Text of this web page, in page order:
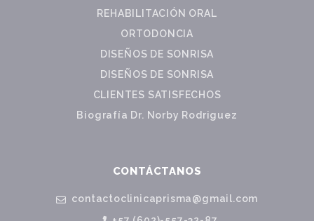
REHABILITACIÓN ORAL
ORTODONCIA
DISEÑOS DE SONRISA
DISEÑOS DE SONRISA
CLIENTES SATISFECHOS
Biografía Dr. Norby Rodriguez
CONTÁCTANOS
contactoclinicaprisma@gmail.com